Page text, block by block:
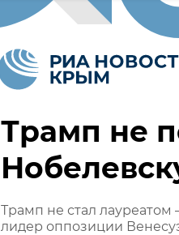
Трамп не
Трамп не стал
лидер оппозиции